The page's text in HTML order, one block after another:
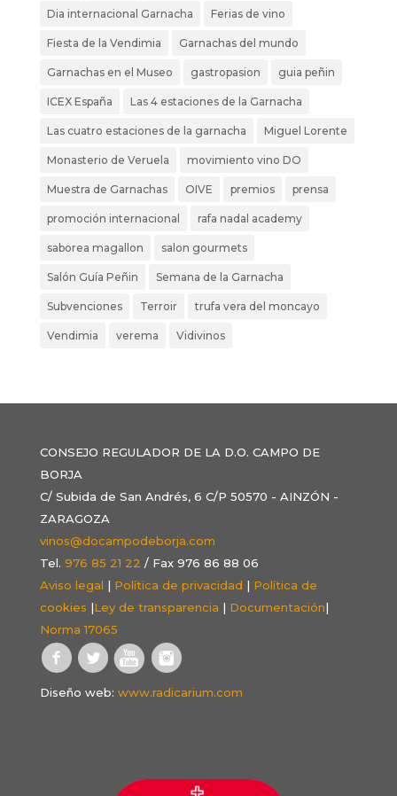
Dia internacional Garnacha Ferias de vino
Fiesta de la Vendimia Garnachas del mundo
Garnachas en el Museo gastropasion guia peñin
ICEX España Las 4 estaciones de la Garnacha
Las cuatro estaciones de la garnacha Miguel Lorente
Monasterio de Veruela movimiento vino DO
Muestra de Garnachas OIVE premios prensa
promoción internacional rafa nadal academy
saborea magallon salon gourmets
Salón Guía Peñin Semana de la Garnacha
Subvenciones Terroir trufa vera del moncayo
Vendimia verema Vidivinos
CONSEJO REGULADOR DE LA D.O. CAMPO DE
BORJA
C/ Subida de San Andrés, 6 C/P 50570 - AINZÓN -
ZARAGOZA
vinos@docampodeborja.com
Tel. 976 85 21 22 / Fax 976 86 88 06
Aviso legal | Política de privacidad | Política de
cookies |Ley de transparencia | Documentación|
Norma 17065
Diseño web: www.radicarium.com